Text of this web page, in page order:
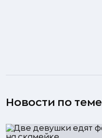
Новости по теме